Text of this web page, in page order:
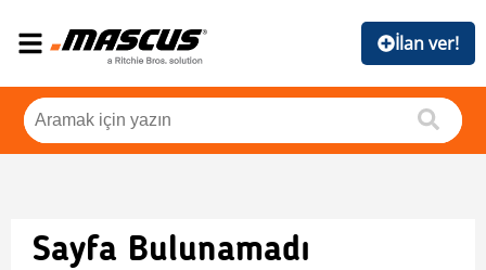
İlan ver!
Sayfa Bulunamadı